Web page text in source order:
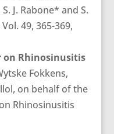
S. J. Rabone* and S.
49, 365-369,
on Rhinosinusitis
Fokkens,
on behalf of the
Rhinosinusitis